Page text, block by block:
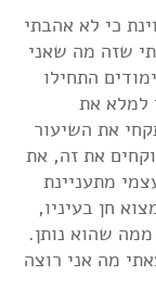
כי לא אהבתי
שזה מה שאני
התחילו
למלא את
את השיעור
את זה, את
מתעניינת
חן בעיניו,
שהוא נותן.
מה אני רוצה